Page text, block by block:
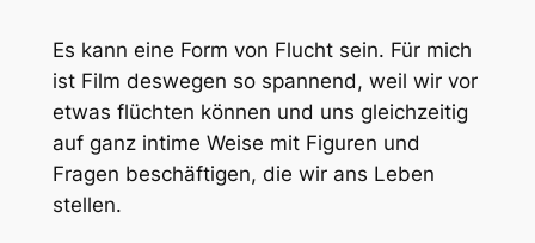
Es kann eine Form von Flucht sein. Für mich
ist Film deswegen so spannend, weil wir vor
etwas flüchten können und uns gleichzeitig
auf ganz intime Weise mit Figuren und
Fragen beschäftigen, die wir ans Leben
stellen.